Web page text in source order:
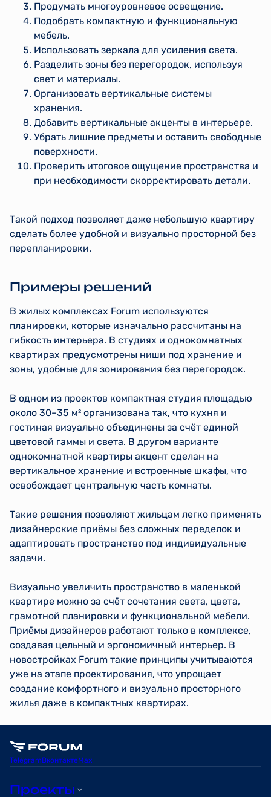
Продумать многоуровневое освещение.
Подобрать компактную и функциональную
мебель.
Использовать зеркала для усиления света.
Разделить зоны без перегородок, используя
свет и материалы.
Организовать вертикальные системы
хранения.
Добавить вертикальные акценты в интерьере.
Убрать лишние предметы и оставить свободные
поверхности.
Проверить итоговое ощущение пространства и
при необходимости скорректировать детали.
Такой подход позволяет даже небольшую квартиру
сделать более удобной и визуально просторной без
перепланировки.
Примеры решений
В жилых комплексах Forum используются
планировки, которые изначально рассчитаны на
гибкость интерьера. В студиях и однокомнатных
квартирах предусмотрены ниши под хранение и
зоны, удобные для зонирования без перегородок.
В одном из проектов компактная студия площадью
около 30–35 м² организована так, что кухня и
гостиная визуально объединены за счёт единой
цветовой гаммы и света. В другом варианте
однокомнатной квартиры акцент сделан на
вертикальное хранение и встроенные шкафы, что
освобождает центральную часть комнаты.
Такие решения позволяют жильцам легко применять
дизайнерские приёмы без сложных переделок и
адаптировать пространство под индивидуальные
задачи.
Визуально увеличить пространство в маленькой
квартире можно за счёт сочетания света, цвета,
грамотной планировки и функциональной мебели.
Приёмы дизайнеров работают только в комплексе,
создавая цельный и эргономичный интерьер. В
новостройках Forum такие принципы учитываются
уже на этапе проектирования, что упрощает
создание комфортного и визуально просторного
жилья даже в компактных квартирах.
TelegramВконтактеMax
Проекты